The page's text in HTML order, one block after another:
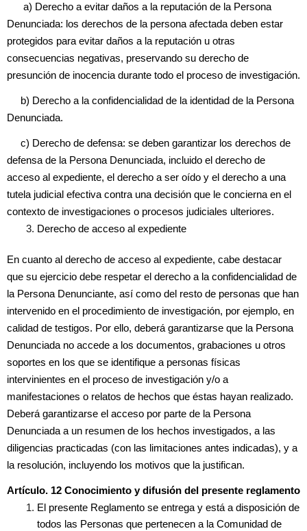
a) Derecho a evitar daños a la reputación de la Persona
Denunciada: los derechos de la persona afectada deben estar
protegidos para evitar daños a la reputación u otras
consecuencias negativas, preservando su derecho de
presunción de inocencia durante todo el proceso de investigación.
b) Derecho a la confidencialidad de la identidad de la Persona
Denunciada.
c) Derecho de defensa: se deben garantizar los derechos de
defensa de la Persona Denunciada, incluido el derecho de
acceso al expediente, el derecho a ser oído y el derecho a una
tutela judicial efectiva contra una decisión que le concierna en el
contexto de investigaciones o procesos judiciales ulteriores.
Derecho de acceso al expediente
En cuanto al derecho de acceso al expediente, cabe destacar
que su ejercicio debe respetar el derecho a la confidencialidad de
la Persona Denunciante, así como del resto de personas que han
intervenido en el procedimiento de investigación, por ejemplo, en
calidad de testigos. Por ello, deberá garantizarse que la Persona
Denunciada no accede a los documentos, grabaciones u otros
soportes en los que se identifique a personas físicas
intervinientes en el proceso de investigación y/o a
manifestaciones o relatos de hechos que éstas hayan realizado.
Deberá garantizarse el acceso por parte de la Persona
Denunciada a un resumen de los hechos investigados, a las
diligencias practicadas (con las limitaciones antes indicadas), y a
la resolución, incluyendo los motivos que la justifican.
Artículo. 12 Conocimiento y difusión del presente reglamento
El presente Reglamento se entrega y está a disposición de
todos las Personas que pertenecen a la Comunidad de